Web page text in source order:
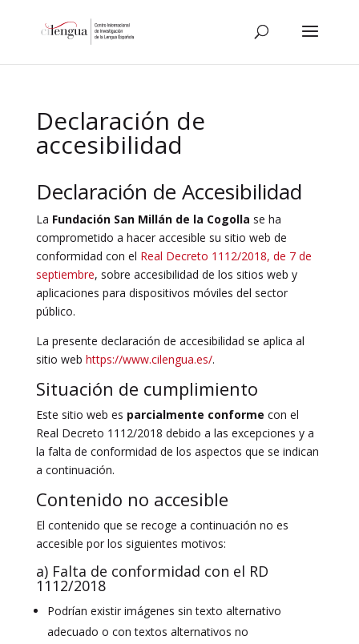
Declaración de
accesibilidad
Declaración de Accesibilidad
La Fundación San Millán de la Cogolla se ha
comprometido a hacer accesible su sitio web de
conformidad con el Real Decreto 1112/2018, de 7 de
septiembre, sobre accesibilidad de los sitios web y
aplicaciones para dispositivos móviles del sector
público.
La presente declaración de accesibilidad se aplica al
sitio web https://www.cilengua.es/.
Situación de cumplimiento
Este sitio web es parcialmente conforme con el
Real Decreto 1112/2018 debido a las excepciones y a
la falta de conformidad de los aspectos que se indican
a continuación.
Contenido no accesible
El contenido que se recoge a continuación no es
accesible por los siguientes motivos:
a) Falta de conformidad con el RD
1112/2018
Podrían existir imágenes sin texto alternativo
adecuado o con textos alternativos no